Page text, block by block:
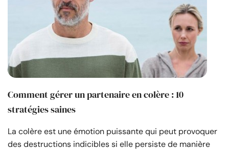
Comment gérer un partenaire en colère : 10
stratégies saines
La colère est une émotion puissante qui peut provoquer
des destructions indicibles si elle persiste de manière